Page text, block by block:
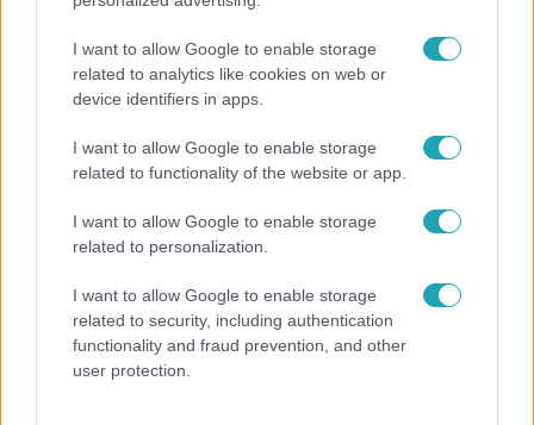
I want to allow Google to enable storage
related to analytics like cookies on web or
device identifiers in apps.
I want to allow Google to enable storage
related to functionality of the website or app.
I want to allow Google to enable storage
related to personalization.
I want to allow Google to enable storage
related to security, including authentication
functionality and fraud prevention, and other
user protection.
„Most jobb lenne mással lennem?” – Gallusz Niki
párja kiakadt a kritikák miatt